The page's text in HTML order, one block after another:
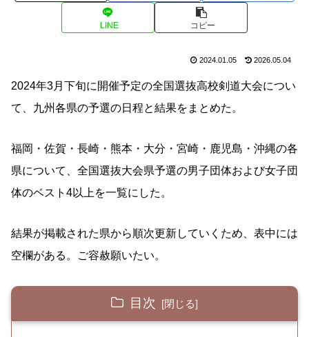
LINE コピー
2024.01.05 2026.05.04
2024年3月下旬に開催予定の全国選抜高校剣道大会につい
て、九州各県の予選の日程と結果をまとめた。
福岡・佐賀・長崎・熊本・大分・宮崎・鹿児島・沖縄の各
県について、全国選抜大会県予選の男子団体および女子団
体のベスト4以上を一覧にした。
結果が掲載された県から順次更新していくため、表中には
空欄がある。ご容赦願いたい。
目次